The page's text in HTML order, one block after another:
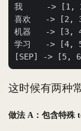
我     -> [1,
喜欢   -> [2,
机器   -> [3,
学习   -> [4,
这时候有两种
做法 A：包含特殊